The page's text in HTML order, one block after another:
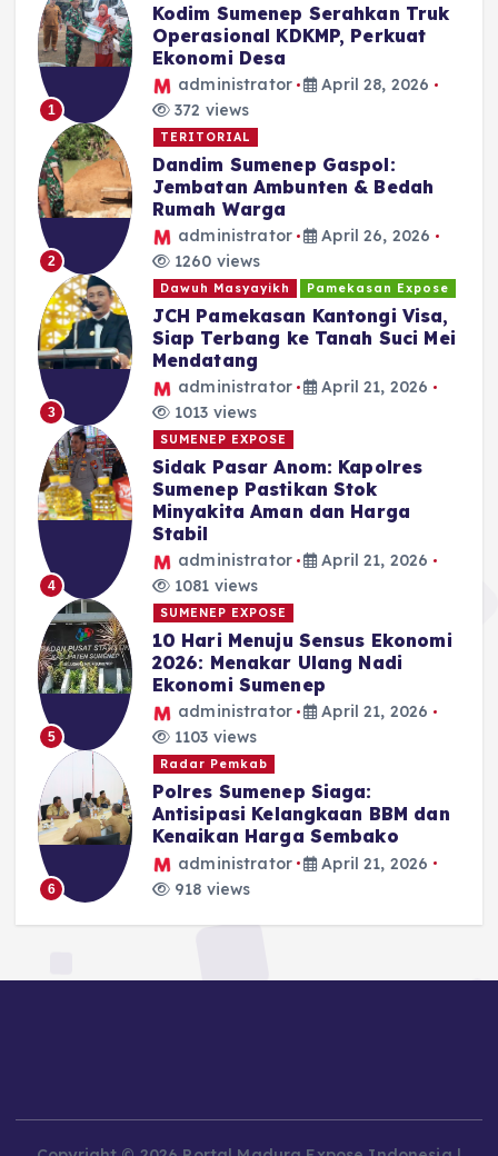
1
Kodim Sumenep Serahkan Truk
Operasional KDKMP, Perkuat
Ekonomi Desa
administrator
April 28, 2026
372 views
2
TERITORIAL
Dandim Sumenep Gaspol:
Jembatan Ambunten & Bedah
Rumah Warga
administrator
April 26, 2026
1260 views
3
Dawuh Masyayikh Pamekasan Expose
JCH Pamekasan Kantongi Visa,
Siap Terbang ke Tanah Suci Mei
Mendatang
administrator
April 21, 2026
1013 views
4
SUMENEP EXPOSE
Sidak Pasar Anom: Kapolres
Sumenep Pastikan Stok
Minyakita Aman dan Harga
Stabil
administrator
April 21, 2026
1081 views
5
SUMENEP EXPOSE
10 Hari Menuju Sensus Ekonomi
2026: Menakar Ulang Nadi
Ekonomi Sumenep
administrator
April 21, 2026
1103 views
6
Radar Pemkab
Polres Sumenep Siaga:
Antisipasi Kelangkaan BBM dan
Kenaikan Harga Sembako
administrator
April 21, 2026
918 views